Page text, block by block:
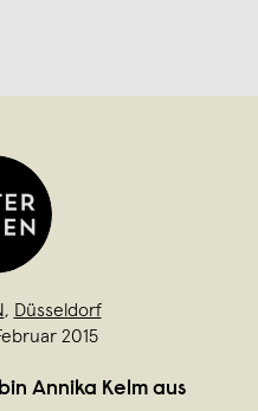
, Düsseldorf
2015
Annika Kelm aus